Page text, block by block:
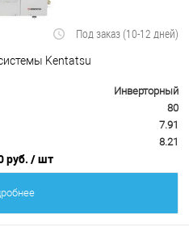
Под заказ (10-12 дней)
Kentatsu
Инверторный
80
7.91
8.21
руб. / шт